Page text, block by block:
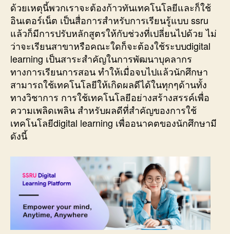
ด้วยเหตุนี้พวกเราจะต้องก้าวทันเทคโนโลยีและก็ใช้
อินเตอร์เน็ต เป็นสื่อการสำหรับการเรียนรู้แบบ ssru
แล้วก็มีการปรับหลักสูตรให้กับช่วงที่เปลี่ยนไปด้วย ไม่
ว่าจะเรียนสาขาหรือคณะใดก็จะต้องใช้ระบบdigital
learning เป็นสาระสำคัญในการพัฒนาบุคลากร
ทางการเรียนการสอน ทำให้เมื่อจบไปแล้วนักศึกษา
สามารถใช้เทคโนโลยีให้เกิดผลดีได้ในทุกๆด้านทั้ง
ทางวิชาการ การใช้เทคโนโลยีอย่างสร้างสรรค์เพื่อ
ความเพลิดเพลิน สำหรับผลดีที่สำคัญของการใช้
เทคโนโลยีdigital learning เพื่ออนาคตของนักศึกษามี
ดังนี้